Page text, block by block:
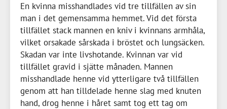
En kvinna misshandlades vid tre tillfällen av sin
man i det gemensamma hemmet. Vid det första
tillfället stack mannen en kniv i kvinnans armhåla,
vilket orsakade sårskada i bröstet och lungsäcken.
Skadan var inte livshotande. Kvinnan var vid
tillfället gravid i sjätte månaden. Mannen
misshandlade henne vid ytterligare två tillfällen
genom att han tilldelade henne slag med knuten
hand, drog henne i håret samt tog ett tag om